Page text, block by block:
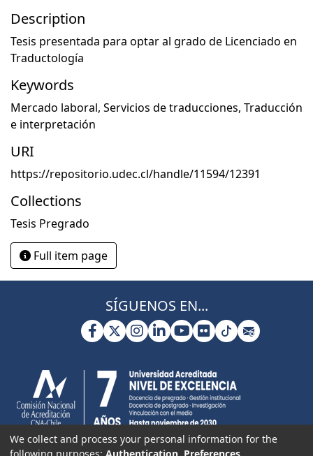
Description
Tesis presentada para optar al grado de Licenciado en
Traductología
Keywords
Mercado laboral, Servicios de traducciones, Traducción
e interpretación
URI
https://repositorio.udec.cl/handle/11594/12391
Collections
Tesis Pregrado
Full item page
SÍGUENOS EN...
We collect and process your personal information for the